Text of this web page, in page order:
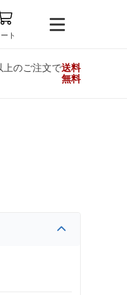
ト
のご注文で送料
無料